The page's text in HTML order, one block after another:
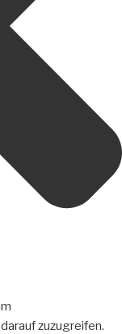
zuzugreifen.